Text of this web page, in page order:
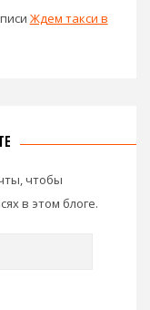
Ждем такси в
чтобы
в этом блоге.